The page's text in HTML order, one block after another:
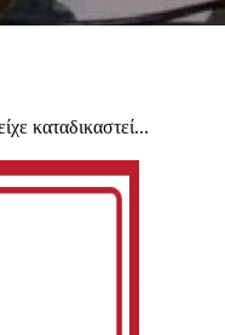
καταδικαστεί...